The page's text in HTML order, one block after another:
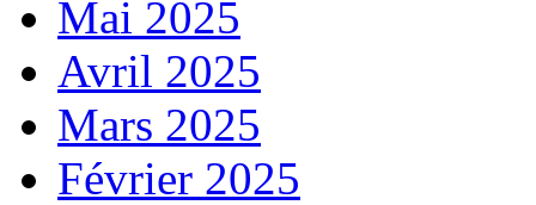
Mai 2025
Avril 2025
Mars 2025
Février 2025